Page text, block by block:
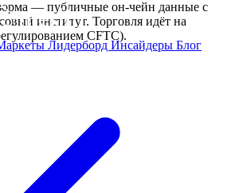
Лидерборд Инсайдеры Блог
— публичные он-чейн данные с
институт. Торговля идёт на
CFTC).